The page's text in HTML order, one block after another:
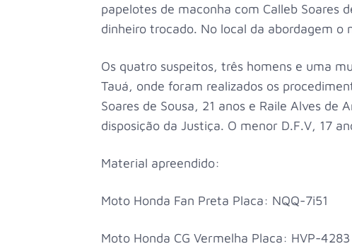
papelotes de maconha com Calleb Soares
dinheiro trocado. No local da abordagem o
Os quatro suspeitos, três homens e uma
Tauá, onde foram realizados os
Soares de Sousa, 21 anos e Raile Alves
disposição da Justiça. O menor D.F.V, 17
Material apreendido:
Moto Honda Fan Preta Placa: NQQ-7i51
Moto Honda CG Vermelha Placa: HVP-4283